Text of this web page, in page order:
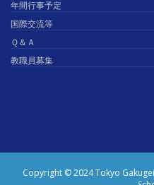
年間行事予定
国際交流等
Ｑ＆Ａ
教職員募集
Copyright © 2024 Tokyo